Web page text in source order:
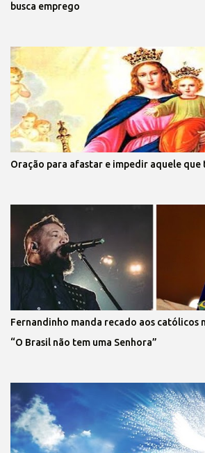
busca emprego
Oração para afastar e impedir aquele que
Fernandinho manda recado aos católicos
“O Brasil não tem uma Senhora”